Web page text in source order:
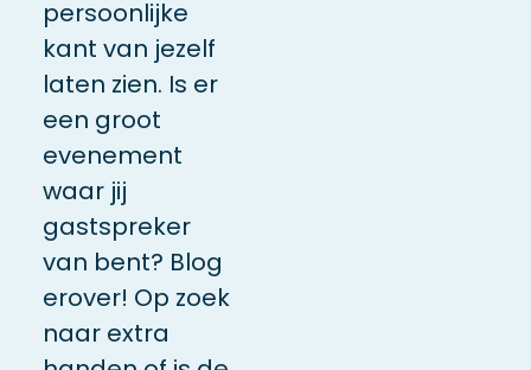
persoonlijke
kant van jezelf
laten zien. Is er
een groot
evenement
waar jij
gastspreker
van bent? Blog
erover! Op zoek
naar extra